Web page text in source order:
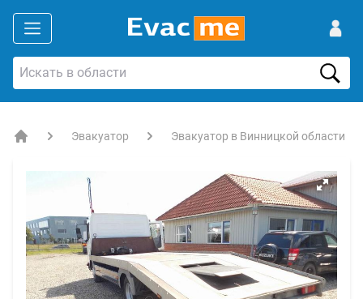
Эвакуатор Эвакуатор в Винницкой области